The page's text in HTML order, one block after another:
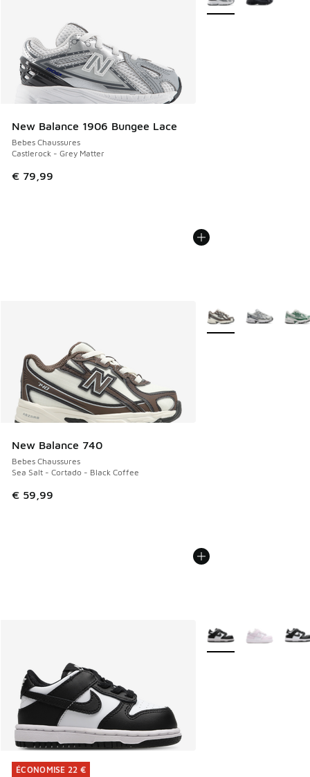
New Balance 1906 Bungee Lace
Bebes Chaussures
Castlerock - Grey Matter
€ 79,99
New Balance 740
Bebes Chaussures
Sea Salt - Cortado - Black Coffee
€ 59,99
Plus de couleurs
ÉCONOMISE 22 €
ÉCONOMISE 22 €
Plus de couleurs